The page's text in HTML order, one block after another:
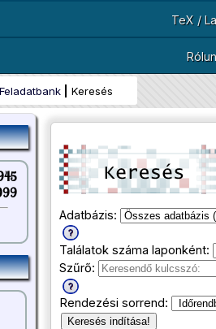
TeX /
Feladatbank Keresés
Adatbázis:
Találatok száma laponként:
Szűrő:
Rendezési sorrend:
Keresés indítása!